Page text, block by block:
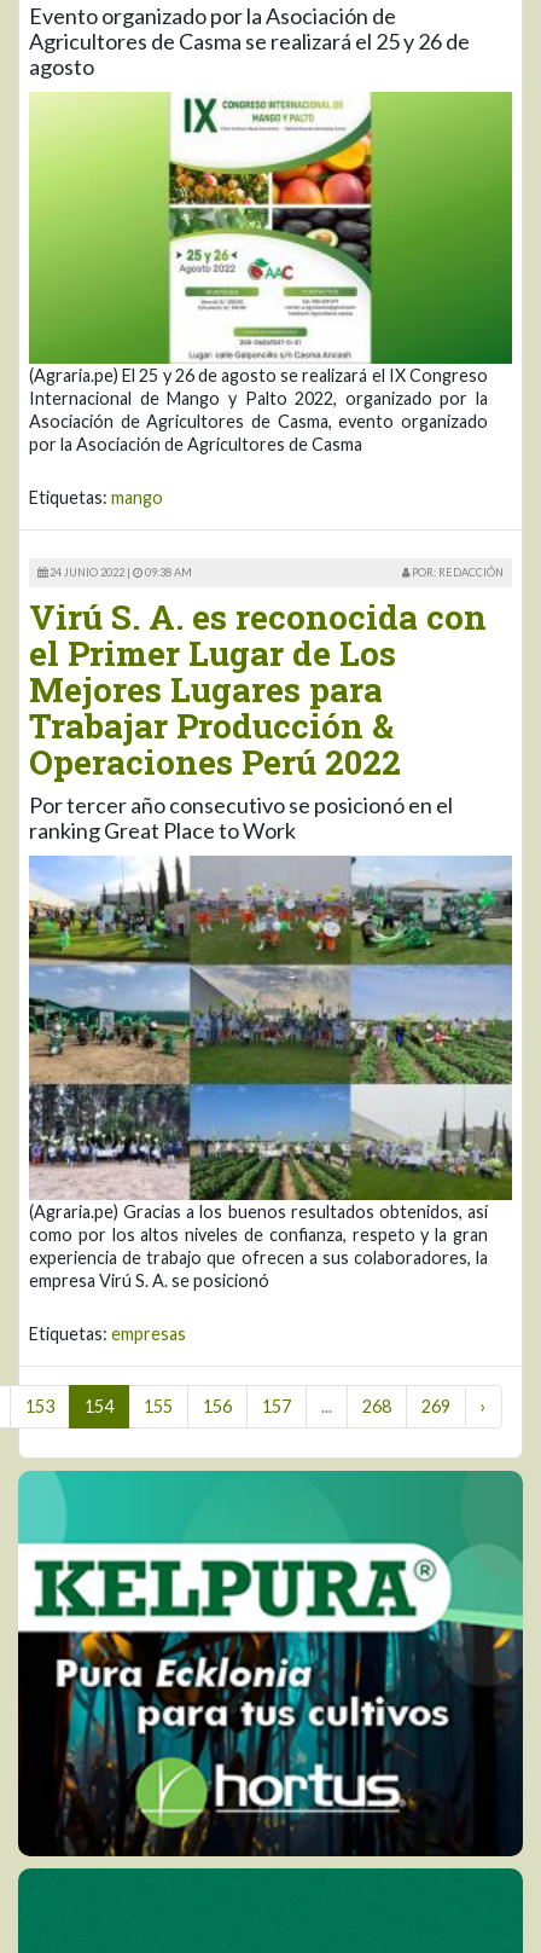
Evento organizado por la Asociación de
Agricultores de Casma se realizará el 25 y 26 de
agosto
(Agraria.pe) El 25 y 26 de agosto se realizará el IX Congreso
Internacional de Mango y Palto 2022, organizado por la
Asociación de Agricultores de Casma, evento organizado
por la Asociación de Agricultores de Casma
Etiquetas: mango
24 JUNIO 2022 | 09:38 AM POR: REDACCIÓN
Virú S. A. es reconocida con
el Primer Lugar de Los
Mejores Lugares para
Trabajar Producción &
Operaciones Perú 2022
Por tercer año consecutivo se posicionó en el
ranking Great Place to Work
(Agraria.pe) Gracias a los buenos resultados obtenidos, así
como por los altos niveles de confianza, respeto y la gran
experiencia de trabajo que ofrecen a sus colaboradores, la
empresa Virú S. A. se posicionó
Etiquetas: empresas
153 154 155 156 157 ... 268 269 ›